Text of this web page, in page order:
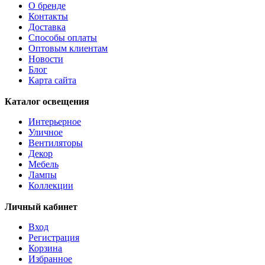
О бренде
Контакты
Доставка
Способы оплаты
Оптовым клиентам
Новости
Блог
Карта сайта
Каталог освещения
Интерьерное
Уличное
Вентиляторы
Декор
Мебель
Лампы
Коллекции
Личный кабинет
Вход
Регистрация
Корзина
Избранное